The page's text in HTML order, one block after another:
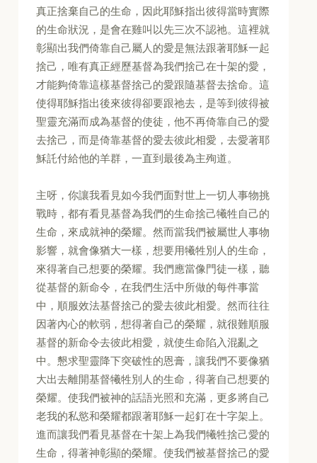
真正捨棄自己的生命，因此耶穌指出彼得當時實際
的生命狀況，是會在雞叫以先三次不認祂。這裡就
彰顯出我們倚靠自己屬人的愛是無法跟著耶穌一起
捨己，唯有真正經歷基督為我們捨己在十架的愛，
才能夠倚靠這樣基督捨己的愛跟隨基督去捨命。這
使得耶穌指出後來彼得卻要跟祂去，是等到彼得被
聖靈充滿而成為基督的使徒，他不再倚靠自己的愛
去捨己，而是倚靠基督的愛去彼此相愛，去愛著耶
穌託付給他的羊群，一直到最後為主殉道。
主呀，你讓我看見如今我們面對世上一切人事物挑
戰時，都有看見基督為我們的生命捨己犧牲自己的
生命，來成就神的榮耀。然而當我們被屬世人事物
影響，就會像猶大一樣，想要用犧牲別人的生命，
來得著自己想要的榮耀。我們應當像門徒一樣，聽
從基督的新命令，在我們生活中所做的每件事當
中，順服效法基督捨己的愛去彼此相愛。然而往往
因著內心的軟弱，想得著自己的榮耀，就很難順服
基督的新命令去彼此相愛，就使生命陷入混亂之
中。懇求聖靈降下突破性的恩膏，讓我們不要像猶
大出去離開基督犧牲別人的生命，得著自己想要的
榮耀。使我們被神的話語光照和充滿，更多將自己
老我的私慾和榮耀都跟著耶穌一起釘在十字架上。
進而讓我們看見基督在十架上為我們犧牲捨己愛的
生命，得著神彰顯的榮耀。使我們被基督捨己的愛